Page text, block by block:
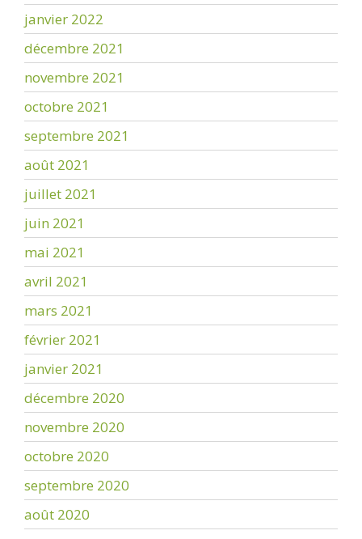
janvier 2022
décembre 2021
novembre 2021
octobre 2021
septembre 2021
août 2021
juillet 2021
juin 2021
mai 2021
avril 2021
mars 2021
février 2021
janvier 2021
décembre 2020
novembre 2020
octobre 2020
septembre 2020
août 2020